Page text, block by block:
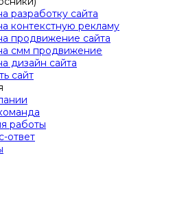
разработку сайта
контекстную рекламу
продвижение сайта
смм продвижение
дизайн сайта
сайт
работы
ответ